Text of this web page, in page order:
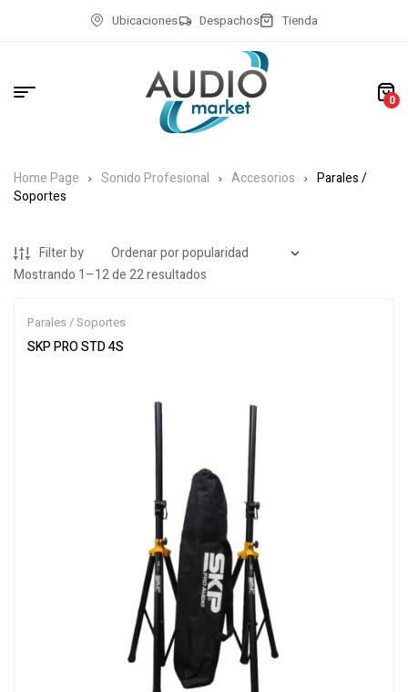
Ubicaciones Despachos Tienda
0
Home Page Sonido Profesional Accesorios
Parales /
Soportes
Filter by
Mostrando 1–12 de 22 resultados
Parales / Soportes
SKP PRO STD 4S